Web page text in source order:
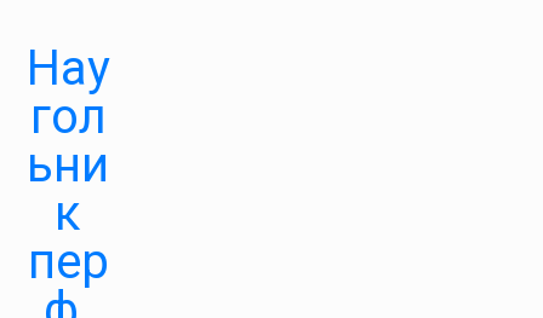
Нау
гол
ьни
к
пер